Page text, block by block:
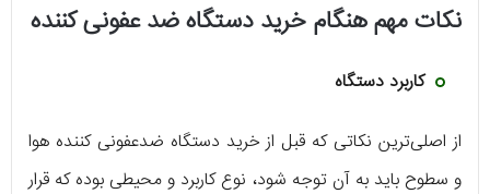
نکات مهم هنگام خرید دستگاه ضد عفونی کننده
کاربرد دستگاه
از اصلی‌ترین نکاتی که قبل از خرید دستگاه ضدعفونی کننده هوا
و سطوح باید به آن توجه شود، نوع کاربرد و محیطی بوده که قرار